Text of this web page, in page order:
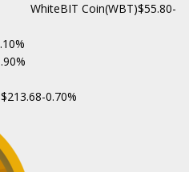
WhiteBIT Coin(WBT)$55.80-
$213.68-0.70%